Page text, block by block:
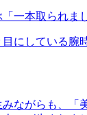
一本取られま
にしている腕
ながらも、「